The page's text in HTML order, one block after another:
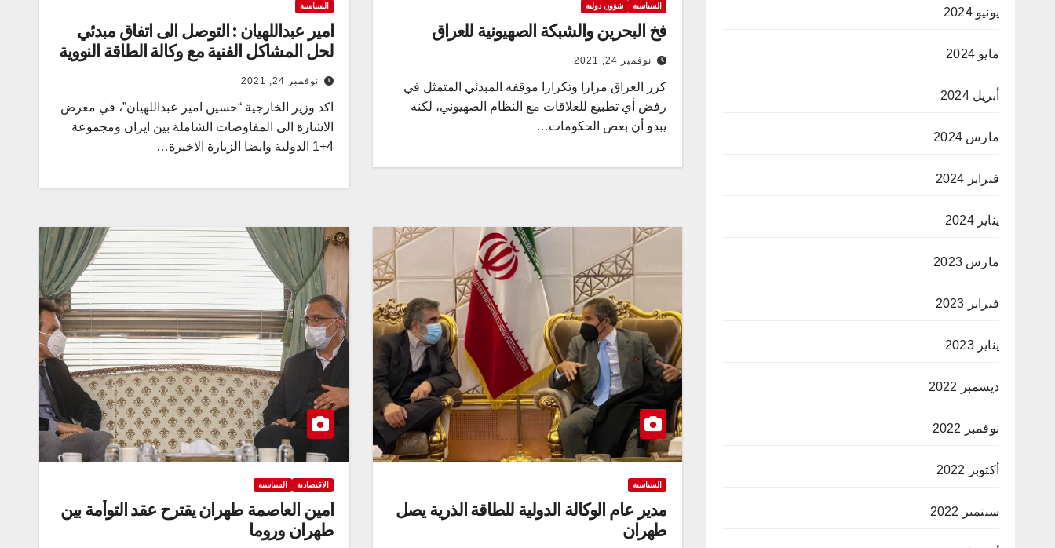
يونيو 2024
مايو 2024
أبريل 2024
مارس 2024
فبراير 2024
يناير 2024
مارس 2023
فبراير 2023
يناير 2023
ديسمبر 2022
نوفمبر 2022
أكتوبر 2022
سبتمبر 2022
السياسية شؤون دولية
فخ البحرين والشبكة الصهيونية للعراق
نوفمبر 24, 2021
كرر العراق مرارا وتكرارا موقفه المبدئي المتمثل في
رفض أي تطبيع للعلاقات مع النظام الصهيوني، لكنه
يبدو أن بعض الحكومات…
السياسية
امير عبداللهيان : التوصل الى اتفاق مبدئي
لحل المشاكل الفنية مع وكالة الطاقة النووية
نوفمبر 24, 2021
اكد وزير الخارجية “حسين امير عبداللهيان”، في معرض
الاشارة الى المفاوضات الشاملة بين ايران ومجموعة
4+1 الدولية وايضا الزيارة الاخيرة…
السياسية
مدير عام الوكالة الدولية للطاقة الذرية يصل
طهران
الاقتصادية السياسية
امين العاصمة طهران يقترح عقد التوأمة بين
طهران وروما